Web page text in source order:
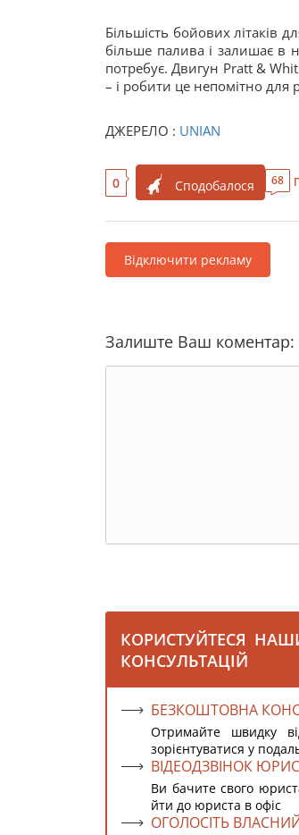
Більшість бойових літаків
більше палива і залишає в
потребує. Двигун Pratt &
– і робити це непомітно для
ДЖЕРЕЛО : UNIAN
0 Сподобалося 68
Відключити рекламу
Залиште Ваш коментар:
КОРИСТУЙТЕСЯ
КОНСУЛЬТАЦІЙ
БЕЗКОШТОВНА
Отримайте швидку
зорієнтуватися у
ВІДЕОДЗВІНОК
Ви бачите свого
йти до юриста в офіс
ОГОЛОСІТЬ